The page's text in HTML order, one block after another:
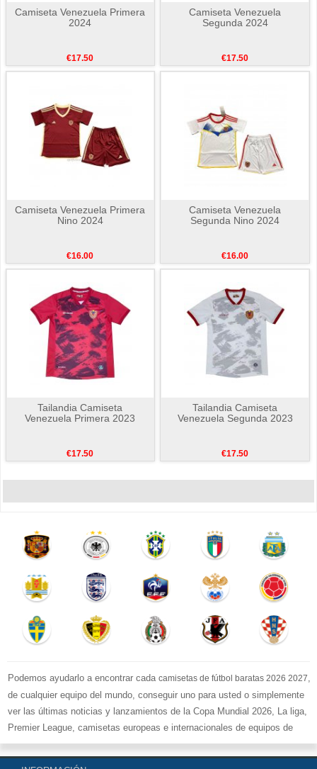
Camiseta Venezuela Primera
2024
€17.50
Camiseta Venezuela
Segunda 2024
€17.50
Camiseta Venezuela Primera
Nino 2024
€16.00
Camiseta Venezuela
Segunda Nino 2024
€16.00
Tailandia Camiseta
Venezuela Primera 2023
€17.50
Tailandia Camiseta
Venezuela Segunda 2023
€17.50
Podemos ayudarlo a encontrar cada camisetas de fútbol baratas 2026 2027,
de cualquier equipo del mundo, conseguir uno para usted o simplemente
ver las últimas noticias y lanzamientos de la Copa Mundial 2026, La liga,
Premier League, camisetas europeas e internacionales de equipos de
fútbol y kits.
Comprecamisetas de fútbol baratas replicasen la tienda deportiva